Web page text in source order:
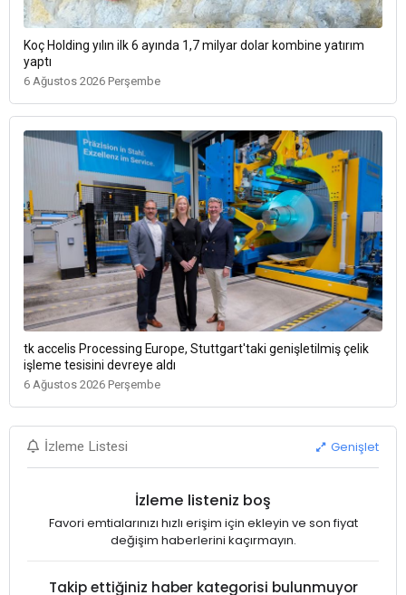
Koç Holding yılın ilk 6 ayında 1,7 milyar dolar kombine yatırım
yaptı
6 Ağustos 2026 Perşembe
tk accelis Processing Europe, Stuttgart'taki genişletilmiş çelik
işleme tesisini devreye aldı
6 Ağustos 2026 Perşembe
İzleme Listesi Genişlet
İzleme listeniz boş
Favori emtialarınızı hızlı erişim için ekleyin ve son fiyat
değişim haberlerini kaçırmayın.
Takip ettiğiniz haber kategorisi bulunmuyor